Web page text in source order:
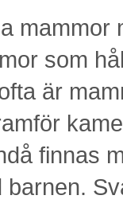
mammor
som
är
finnas
barnen.